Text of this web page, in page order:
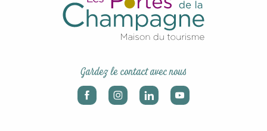
Gardez le contact avec nous